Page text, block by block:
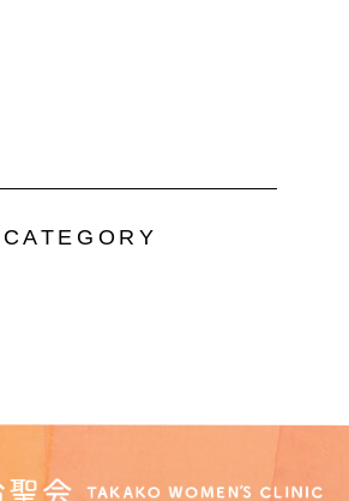
CATEGORY